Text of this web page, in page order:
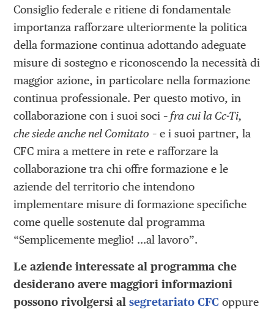
Consiglio federale e ritiene di fondamentale
importanza rafforzare ulteriormente la politica
della formazione continua adottando adeguate
misure di sostegno e riconoscendo la necessità di
maggior azione, in particolare nella formazione
continua professionale. Per questo motivo, in
collaborazione con i suoi soci – fra cui la Cc-Ti,
che siede anche nel Comitato – e i suoi partner, la
CFC mira a mettere in rete e rafforzare la
collaborazione tra chi offre formazione e le
aziende del territorio che intendono
implementare misure di formazione specifiche
come quelle sostenute dal programma
“Semplicemente meglio! …al lavoro”.
Le aziende interessate al programma che
desiderano avere maggiori informazioni
possono rivolgersi alsegretariato CFC oppure